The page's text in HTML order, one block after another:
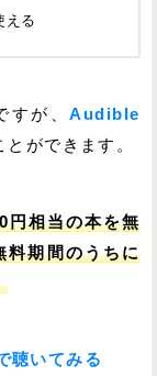
える
すが、Audible
ができます。
円相当の本を無
料期間のうちに
聴いてみる